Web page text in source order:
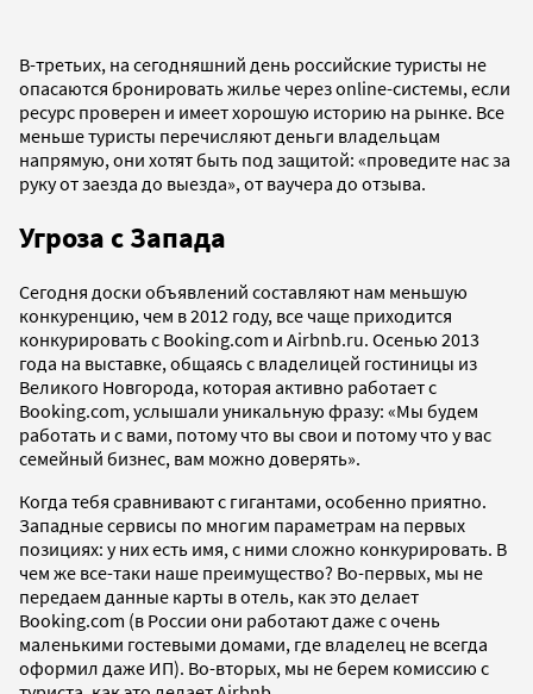
В-третьих, на сегодняшний день российские туристы не
опасаются бронировать жилье через online-системы, если
ресурс проверен и имеет хорошую историю на рынке. Все
меньше туристы перечисляют деньги владельцам
напрямую, они хотят быть под защитой: «проведите нас за
руку от заезда до выезда», от ваучера до отзыва.
Угроза с Запада
Сегодня доски объявлений составляют нам меньшую
конкуренцию, чем в 2012 году, все чаще приходится
конкурировать с Booking.com и Airbnb.ru. Осенью 2013
года на выставке, общаясь с владелицей гостиницы из
Великого Новгорода, которая активно работает с
Booking.com, услышали уникальную фразу: «Мы будем
работать и с вами, потому что вы свои и потому что у вас
семейный бизнес, вам можно доверять».
Когда тебя сравнивают с гигантами, особенно приятно.
Западные сервисы по многим параметрам на первых
позициях: у них есть имя, с ними сложно конкурировать. В
чем же все-таки наше преимущество? Во-первых, мы не
передаем данные карты в отель, как это делает
Booking.com (в России они работают даже с очень
маленькими гостевыми домами, где владелец не всегда
оформил даже ИП). Во-вторых, мы не берем комиссию с